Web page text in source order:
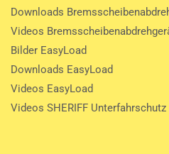
Downloads
Videos
Bilder EasyLoad
Downloads EasyLoad
Videos EasyLoad
Videos SHERIFF Unterfahrschutz